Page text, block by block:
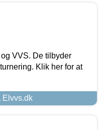
VVS. De tilbyder
Klik her for at
Elvvs.dk